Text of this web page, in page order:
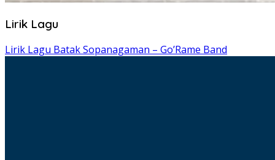
Lirik Lagu
Lirik Lagu Batak Sopanagaman – Go’Rame Band